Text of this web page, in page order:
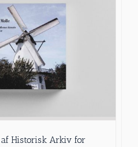
af Historisk Arkiv for